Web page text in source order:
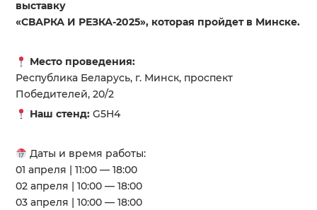
выставку
«СВАРКА И РЕЗКА-2025», которая пройдет в Минске.
Место проведения:
Республика Беларусь, г. Минск, проспект
Победителей, 20/2
Наш стенд: G5H4
Даты и время работы:
01 апреля | 11:00 — 18:00
02 апреля | 10:00 — 18:00
03 апреля | 10:00 — 18:00